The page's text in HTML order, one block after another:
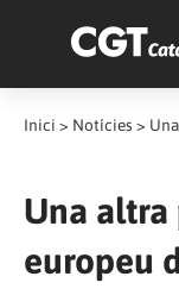
Inici > Notícies >
Una
europeu